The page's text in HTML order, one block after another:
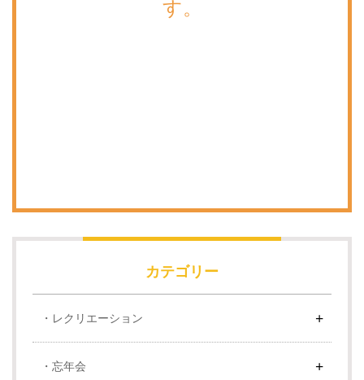
す。
カテゴリー
レクリエーション
忘年会